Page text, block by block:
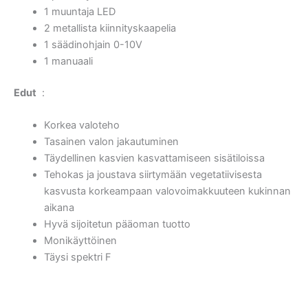
1 muuntaja LED
2 metallista kiinnityskaapelia
1 säädinohjain 0-10V
1 manuaali
Edut :
Korkea valoteho
Tasainen valon jakautuminen
Täydellinen kasvien kasvattamiseen sisätiloissa
Tehokas ja joustava siirtymään vegetatiivisesta
kasvusta korkeampaan valovoimakkuuteen kukinnan
aikana
Hyvä sijoitetun pääoman tuotto
Monikäyttöinen
Täysi spektri F